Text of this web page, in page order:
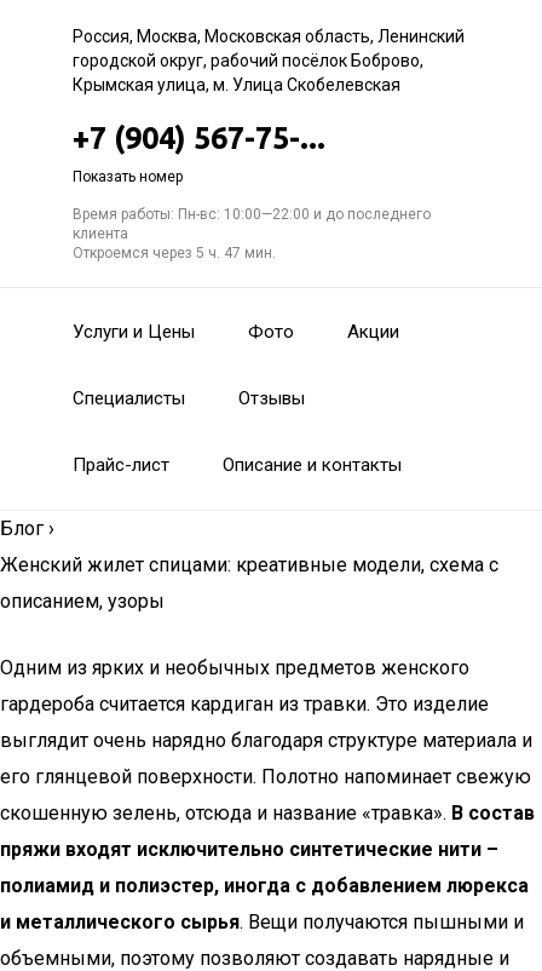
Россия, Москва, Московская область, Ленинский
городской округ, рабочий посёлок Боброво,
Крымская улица, м. Улица Скобелевская
+7 (904) 567-75-...
Показать номер
Время работы: Пн-вс: 10:00—22:00 и до последнего
клиента
Откроемся через 5 ч. 47 мин.
Услуги и Цены Фото Акции
Специалисты Отзывы
Прайс-лист Описание и контакты
Блог ›
Женский жилет спицами: креативные модели, схема с
описанием, узоры
Одним из ярких и необычных предметов женского
гардероба считается кардиган из травки. Это изделие
выглядит очень нарядно благодаря структуре материала и
его глянцевой поверхности. Полотно напоминает свежую
скошенную зелень, отсюда и название «травка». В состав
пряжи входят исключительно синтетические нити –
полиамид и полиэстер, иногда с добавлением люрекса
и металлического сырья. Вещи получаются пышными и
объемными, поэтому позволяют создавать нарядные и